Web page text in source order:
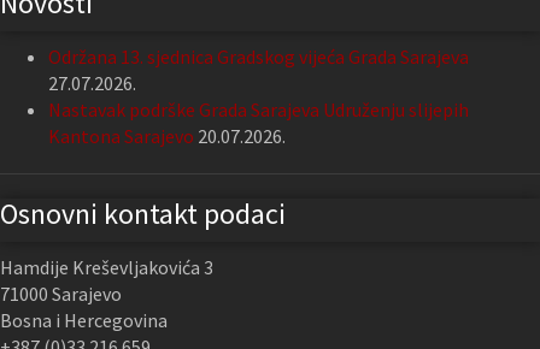
Održana 13. sjednica Gradskog vijeća Grada Sarajeva
27.07.2026.
Nastavak podrške Grada Sarajeva Udruženju slijepih
Kantona Sarajevo 20.07.2026.
Osnovni kontakt podaci
Hamdije Kreševljakovića 3
71000 Sarajevo
Bosna i Hercegovina